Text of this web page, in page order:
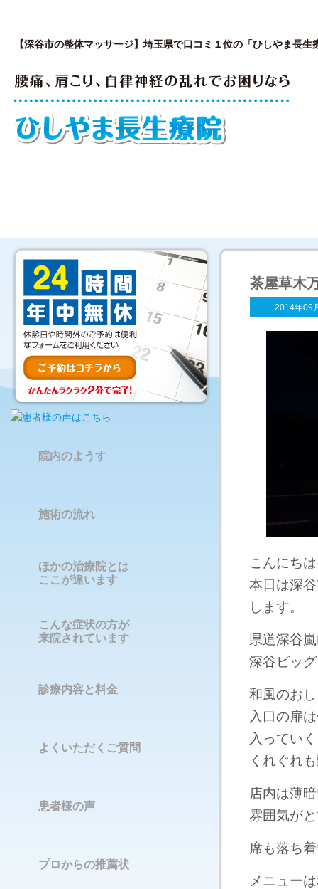
【深谷市の整体マッサージ】埼玉県で口コミ１位の「ひしやま長生
茶屋草木
2014年09
こんにち
本日は深
します。
県道深谷
深谷ビッ
和風のお
入口の扉
入ってい
くれぐれ
店内は薄
雰囲気が
席も落ち
メニュー
院内のようす
施術の流れ
ほかの治療院とは
ここが違います
こんな症状の方が
来院されています
診療内容と料金
よくいただくご質問
患者様の声
プロからの推薦状